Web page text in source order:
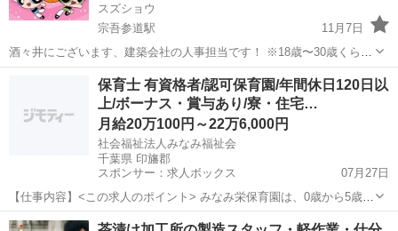
スズショウ
宗吾参道駅
11月7日
酒々井にございます、建築会社の人事担当です！ ※18歳〜30歳くらい
の方 仕事内容→総合建築各種 新しく職人さんとして共に頑張ってくれ
る仲間を募集いたします！ お酒も飲めます^_^ 給料は、20万と記載し
ておりますが経...
宗吾参道駅 内装職人 未経験
保育士 有資格者/認可保育園/年間休日120日以
上/ボーナス・賞与あり/寮・住宅…
月給20万100円～22万6,000円
社会福祉法人みなみ福祉会
千葉県 印旛郡
スポンサー：求人ボックス
07月27日
【仕事内容】<この求人のポイント> みなみ栄保育園は、0歳から5歳児
を対象とした定員90名の園です。七夕集会や節分集会・ひなまつり集
正社員